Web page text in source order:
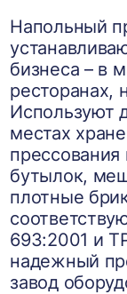
Напольный
бизнеса – в
ресторанах,
Используют
местах
бутылок,
плотные
693:2001 и
надежный
завод